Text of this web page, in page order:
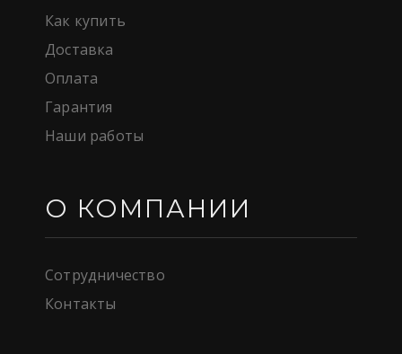
Как купить
Доставка
Оплата
Гарантия
Наши работы
О КОМПАНИИ
Сотрудничество
Контакты